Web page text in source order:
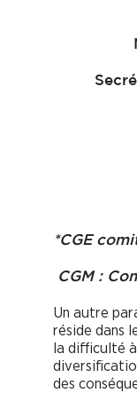
*CGE
CGM :
Un autre
réside dans
la difficulté
des